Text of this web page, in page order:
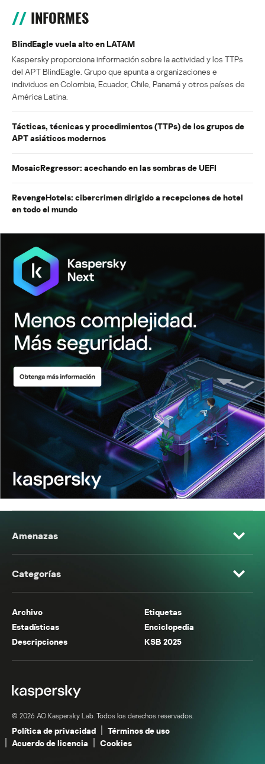
INFORMES
BlindEagle vuela alto en LATAM
Kaspersky proporciona información sobre la actividad y los TTPs
del APT BlindEagle. Grupo que apunta a organizaciones e
individuos en Colombia, Ecuador, Chile, Panamá y otros países de
América Latina.
Tácticas, técnicas y procedimientos (TTPs) de los grupos de
APT asiáticos modernos
MosaicRegressor: acechando en las sombras de UEFI
RevengeHotels: cibercrimen dirigido a recepciones de hotel
en todo el mundo
Amenazas
Categorías
Archivo
Etiquetas
Estadísticas
Enciclopedia
Descripciones
KSB 2025
© 2026 AO Kaspersky Lab. Todos los derechos reservados.
Política de privacidad
Términos de uso
Acuerdo de licencia
Cookies